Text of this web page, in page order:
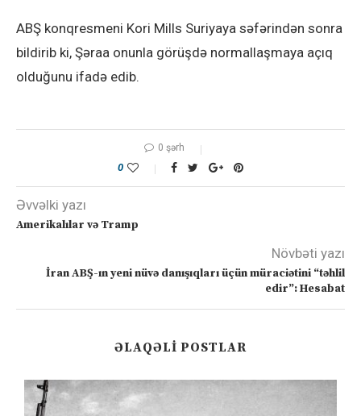
ABŞ konqresmeni Kori Mills Suriyaya səfərindən sonra
bildirib ki, Şəraa onunla görüşdə normallaşmaya açıq
olduğunu ifadə edib.
0 şərh
0
Əvvəlki yazı
Amerikalılar və Tramp
Növbəti yazı
İran ABŞ-ın yeni nüvə danışıqları üçün müraciətini “təhlil
edir”: Hesabat
ƏLAQƏLI POSTLAR